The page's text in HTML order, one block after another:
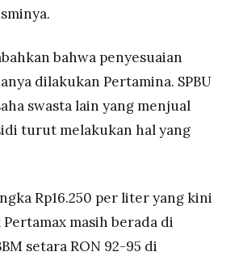
bahwa penyesuaian
dilakukan Pertamina. SPBU
swasta lain yang menjual
turut melakukan hal yang
Rp16.250 per liter yang kini
masih berada di
setara RON 92-95 di